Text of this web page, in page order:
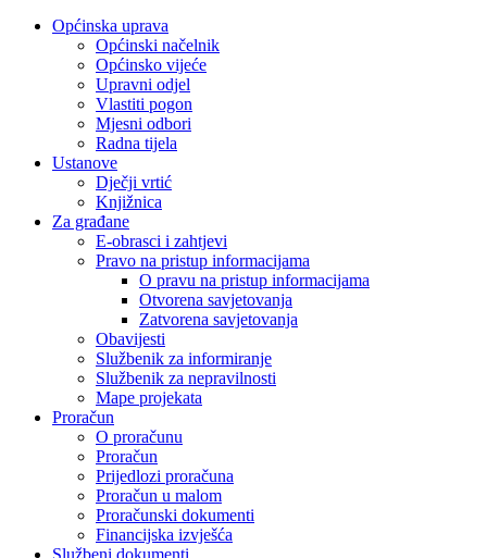
Općinska uprava
Općinski načelnik
Općinsko vijeće
Upravni odjel
Vlastiti pogon
Mjesni odbori
Radna tijela
Ustanove
Dječji vrtić
Knjižnica
Za građane
E-obrasci i zahtjevi
Pravo na pristup informacijama
O pravu na pristup informacijama
Otvorena savjetovanja
Zatvorena savjetovanja
Obavijesti
Službenik za informiranje
Službenik za nepravilnosti
Mape projekata
Proračun
O proračunu
Proračun
Prijedlozi proračuna
Proračun u malom
Proračunski dokumenti
Financijska izvješća